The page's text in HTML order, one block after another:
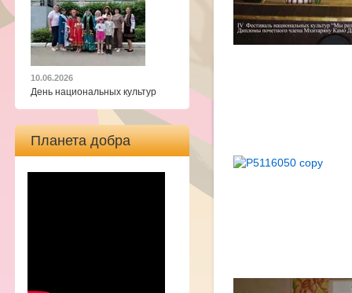
10.06.2026
День национальных культур
Планета добра